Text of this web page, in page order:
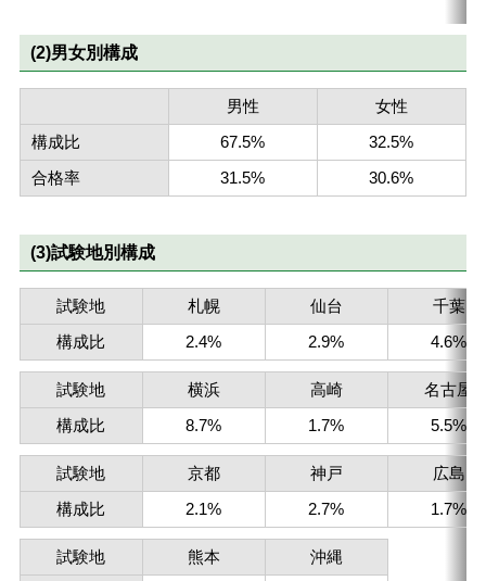
(2)男女別構成
男性
女性
構成比
67.5%
32.5%
合格率
31.5% 30.6%
(3)試験地別構成
試験地 札幌 仙台
千葉
構成比
2.4% 2.9% 4.6%
試験地 横浜 高崎
名古屋
構成比
8.7% 1.7% 5.5%
試験地 京都 神戸
広島
構成比
2.1% 2.7% 1.7%
試験地 熊本
沖縄